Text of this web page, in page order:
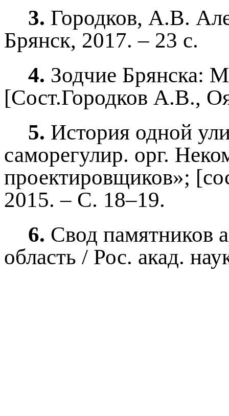
3. Городков, А.В.
Брянск, 2017. – 23 с.
4. Зодчие Брянска:
[Сост.Городков А.В.,
5. История одной
саморегулир. орг.
проектировщиков»;
2015. – С. 18–19.
6. Свод памятников
область / Рос. акад.